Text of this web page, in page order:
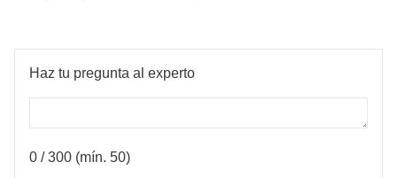
Haz tu pregunta al experto
0 / 300 (mín. 50)